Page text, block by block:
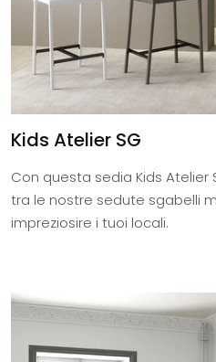
Kids Atelier SG
Con questa sedia Kids Atelier
tra le nostre sedute sgabelli
impreziosire i tuoi locali.